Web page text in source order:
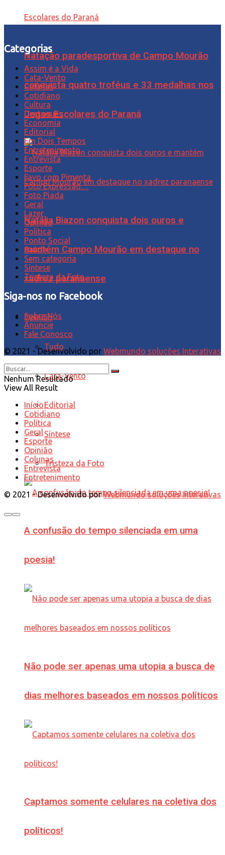
Natação paradesportiva de Campo Mourão
conquista quatro troféus e 33 medalhas nos
Jogos Escolares do Paraná
Natália Biazon conquista dois ouros e
mantém Campo Mourão em destaque no
xadrez paranaense
Opinião
Tudo
Cata-Vento
Editorial
Síntese
Tristeza da Foto
A confusão do tempo silenciada em uma
poesia!
Não pode ser apenas uma utopia a busca de
dias melhores baseados em nossos políticos
Captamos somente celulares na coletiva dos
políticos!
Categorias
Assim é a Vida
Cata-Vento
Colunas
Cotidiano
Cultura
Destaques
Economia
Editorial
Em Dois Tempos
Entretenimento
Entrevista
Esporte
Favo com Pimenta
Foto Expressão…
Foto Piada
Geral
Lazer
Opinião
Política
Ponto Social
Saúde
Sem categoria
Síntese
Tristeza da Foto
Siga-nos no Facebook
Sobre Nós
Anuncie
Fale Conosco
© 2021 - Desenvolvido por Webmundo soluções Interativas
Nenhum Resultado
View All Result
Início
Cotidiano
Política
Geral
Esporte
Opinião
Colunas
Entrevista
Entretenimento
© 2021 - Desenvolvido porWebmundo soluções Interativas